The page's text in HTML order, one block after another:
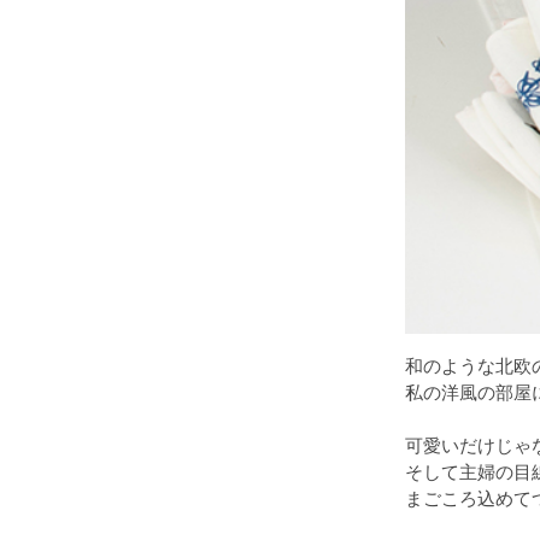
和のような北欧
私の洋風の部屋
可愛いだけじゃ
そして主婦の目
まごころ込めて